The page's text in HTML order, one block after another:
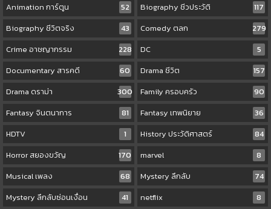
Animation การ์ตูน
52 Biography ชีวประวัติ
117
Biography ชีวิตจริง
43 Comedy ตลก
279
Crime อาชญากรรม
228 DC
5
Documentary สารคดี
60 Drama ชีวิต
157
Drama ดราม่า
300 Family ครอบครัว
90
Fantasy จินตนาการ
81 Fantasy เทพนิยาย
36
HDTV
1 History ประวัติศาสตร์
84
Horror สยองขวัญ
170 marvel
8
Musical เพลง
68 Mystery ลึกลับ
74
Mystery ลึกลับซ่อนเงื่อน
41 netflix
8